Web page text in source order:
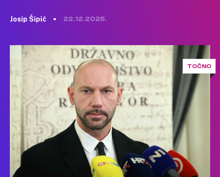
Josip Šipić 22.12.2025.
TOČNO